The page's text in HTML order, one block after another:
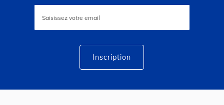
lettre
Inscription